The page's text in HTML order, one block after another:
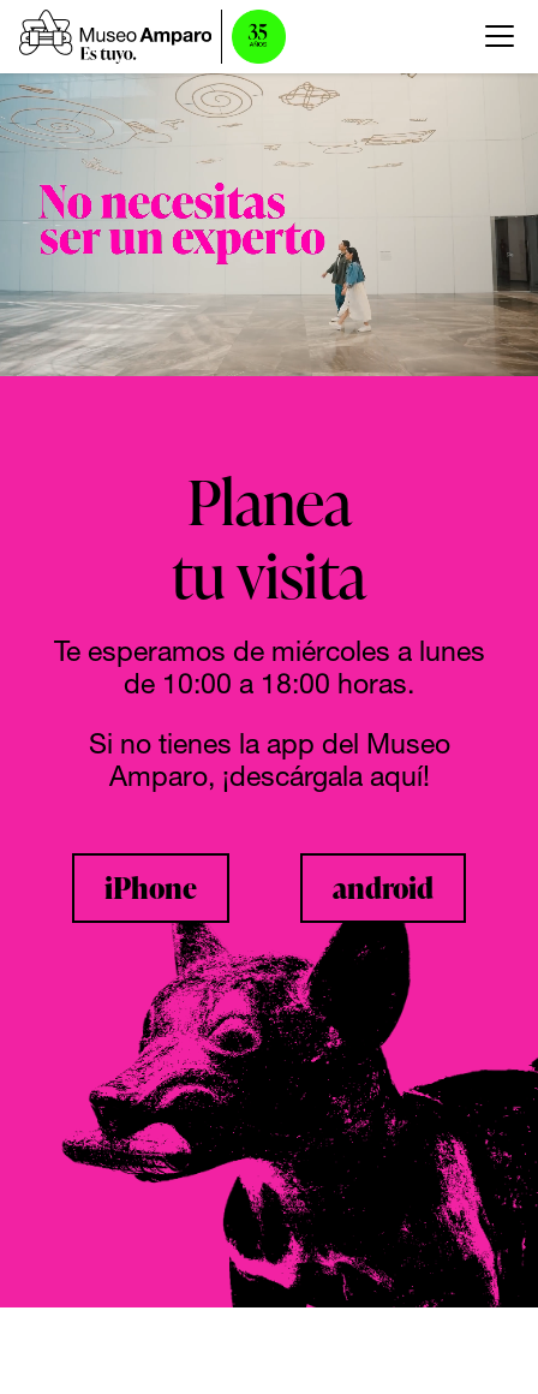
Planea
tu visita
Te esperamos de miércoles a lunes
de 10:00 a 18:00 horas.
Si no tienes la app del Museo
Amparo, ¡descárgala aquí!
iPhone android